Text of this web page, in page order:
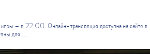
– в 22:00. Онлайн-трансляция доступна на сайте в
для ...